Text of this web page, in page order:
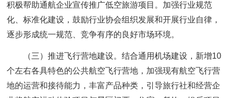
积极帮助通航企业宣传推广低空旅游项目。加强行业规范
化、标准化建设，鼓励行业协会组织发展和开展行业自律，
逐步形成统一规范、竞争有序的良好市场环境。
（三）推进飞行营地建设。结合通用机场建设，新增10
个左右各具特色的公共航空飞行营地，加强现有航空飞行营
地的运营和接待能力，丰富产品种类，引导旅行社和经营企